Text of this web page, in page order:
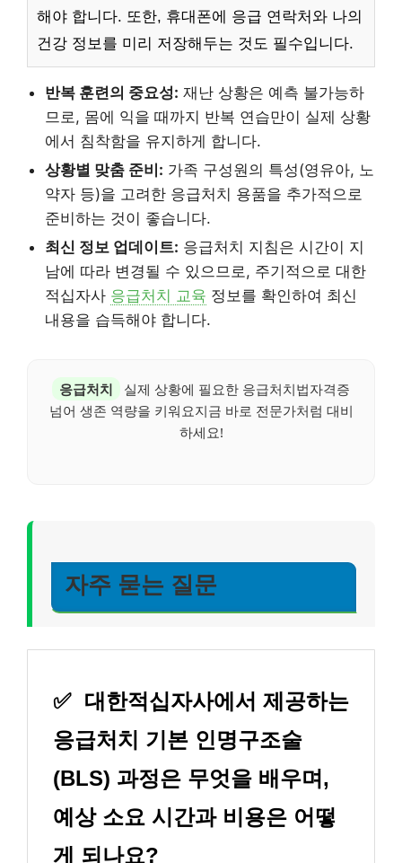
해야 합니다. 또한, 휴대폰에 응급 연락처와 나의
건강 정보를 미리 저장해두는 것도 필수입니다.
반복 훈련의 중요성: 재난 상황은 예측 불가능하
므로, 몸에 익을 때까지 반복 연습만이 실제 상황
에서 침착함을 유지하게 합니다.
상황별 맞춤 준비: 가족 구성원의 특성(영유아, 노
약자 등)을 고려한 응급처치 용품을 추가적으로
준비하는 것이 좋습니다.
최신 정보 업데이트: 응급처치 지침은 시간이 지
남에 따라 변경될 수 있으므로, 주기적으로 대한
적십자사 응급처치 교육 정보를 확인하여 최신
내용을 습득해야 합니다.
응급처치
실제 상황에 필요한 응급처치법자격증
넘어 생존 역량을 키워요지금 바로 전문가처럼 대비
하세요!
자주 묻는 질문
✅ 대한적십자사에서 제공하는
응급처치 기본 인명구조술
(BLS) 과정은 무엇을 배우며,
예상 소요 시간과 비용은 어떻
게 되나요?